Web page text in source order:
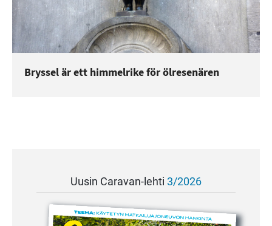
Bryssel är ett himmelrike för ölresenären
Uusin Caravan-lehti 3/2026